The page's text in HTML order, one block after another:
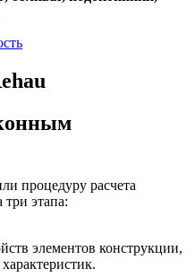
процедуру расчета
три этапа:
элементов конструкции,